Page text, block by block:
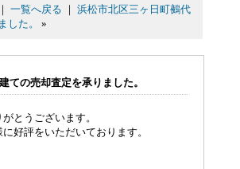
｜ 一覧へ戻る ｜ 浜松市北区三ヶ日町鵺代
した。
»
ての売却査定を承りました。
とうございます。
好評をいただいております。